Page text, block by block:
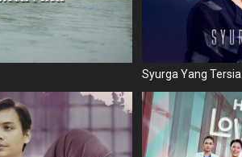
Syurga Yang Tersia